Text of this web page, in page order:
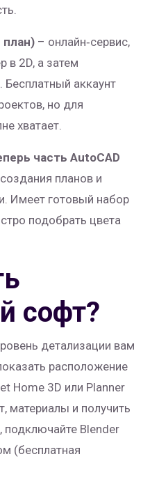
план) – онлайн‑сервис,
в 2D, а затем
аккаунт
но для
хватает.
часть AutoCAD
планов и
Имеет готовый набор
подобрать цвета
софт?
детализации вам
расположение
Home 3D или Planner
материалы и получить
подключайте Blender
(бесплатная